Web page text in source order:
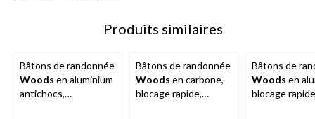
Produits similaires
Bâtons de randonnée
Woods en aluminium
antichocs,
Bâtons de randonnée
Woods en carbone,
blocage rapide,
Bâtons de
Woods en
blocage